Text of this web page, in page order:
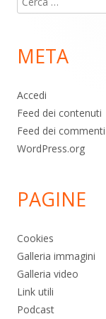
piè
pagina
per:
META
Accedi
Feed dei contenuti
Feed dei commenti
WordPress.org
PAGINE
Cookies
Galleria immagini
Galleria video
Link utili
Podcast